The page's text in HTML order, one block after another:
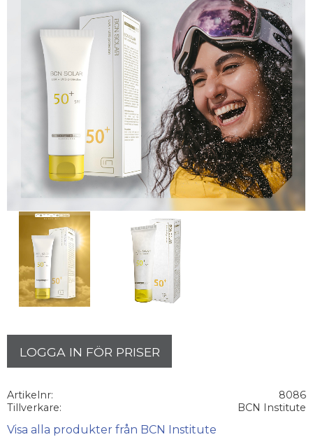
LOGGA IN FÖR PRISER
Artikelnr
8086
Tillverkare
BCN Institute
Visa alla produkter från BCN Institute